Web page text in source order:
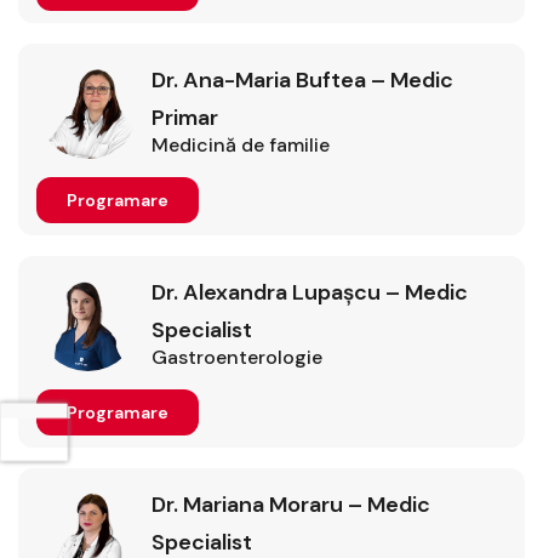
Dr. Ana-Maria Buftea – Medic
Primar
Medicină de familie
Programare
Dr. Alexandra Lupașcu – Medic
Specialist
Gastroenterologie
Programare
Dr. Mariana Moraru – Medic
Specialist